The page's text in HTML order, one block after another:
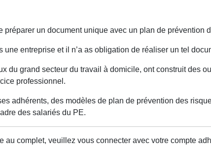
préparer un document unique avec un plan de
une entreprise et il n’a as obligation de réaliser un tel
du grand secteur du travail à domicile, ont construit des
professionnel.
adhérents, des modèles de plan de prévention des
des salariés du PE.
au complet, veuillez vous connecter avec votre compte